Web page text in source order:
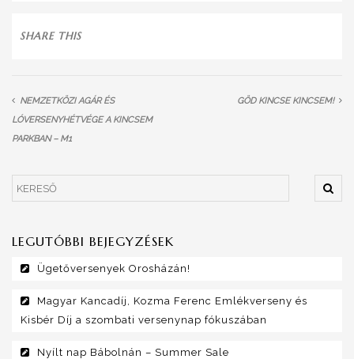
SHARE THIS
NEMZETKÖZI AGÁR ÉS
LÓVERSENYHÉTVÉGE A KINCSEM
PARKBAN – M1
GÖD KINCSE KINCSEM!
LEGUTÓBBI BEJEGYZÉSEK
Ügetőversenyek Orosházán!
Magyar Kancadíj, Kozma Ferenc Emlékverseny és
Kisbér Díj a szombati versenynap fókuszában
Nyílt nap Bábolnán – Summer Sale